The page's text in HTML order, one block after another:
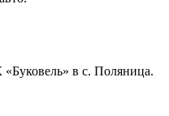
в с. Поляница.